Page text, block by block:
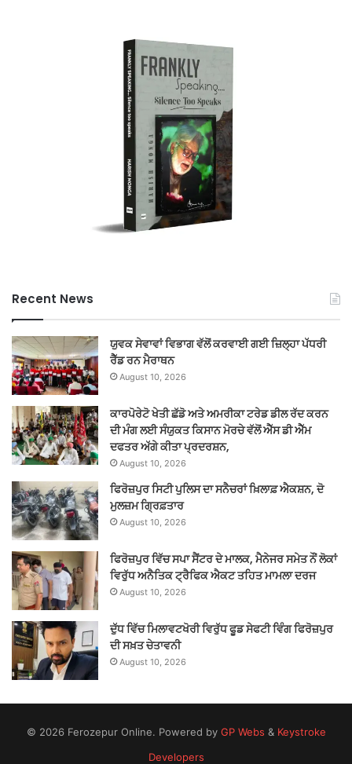
Recent News
ਯੁਵਕ ਸੇਵਾਵਾਂ ਵਿਭਾਗ ਵੱਲੋਂ ਕਰਵਾਈ ਗਈ ਜ਼ਿਲ੍ਹਾ ਪੱਧਰੀ
ਰੈੱਡ ਰਨ ਮੈਰਾਥਨ
August 10, 2026
ਕਾਰਪੋਰੇਟੋ ਖੇਤੀ ਛੱਡੋ ਅਤੇ ਅਮਰੀਕਾ ਟਰੇਡ ਡੀਲ ਰੱਦ ਕਰਨ
ਦੀ ਮੰਗ ਲਈ ਸੰਯੁਕਤ ਕਿਸਾਨ ਮੋਰਚੇ ਵੱਲੋਂ ਐੱਸ ਡੀ ਐੱਮ
ਦਫਤਰ ਅੱਗੇ ਕੀਤਾ ਪ੍ਰਦਰਸ਼ਨ,
August 10, 2026
ਫਿਰੋਜ਼ਪੁਰ ਸਿਟੀ ਪੁਲਿਸ ਦਾ ਸਨੈਚਰਾਂ ਖ਼ਿਲਾਫ਼ ਐਕਸ਼ਨ, ਦੋ
ਮੁਲਜ਼ਮ ਗ੍ਰਿਫ਼ਤਾਰ
August 10, 2026
ਫਿਰੋਜ਼ਪੁਰ ਵਿੱਚ ਸਪਾ ਸੈਂਟਰ ਦੇ ਮਾਲਕ, ਮੈਨੇਜਰ ਸਮੇਤ ਨੌਂ ਲੋਕਾਂ
ਵਿਰੁੱਧ ਅਨੈਤਿਕ ਟ੍ਰੈਫਿਕ ਐਕਟ ਤਹਿਤ ਮਾਮਲਾ ਦਰਜ
August 10, 2026
ਦੁੱਧ ਵਿੱਚ ਮਿਲਾਵਟਖੋਰੀ ਵਿਰੁੱਧ ਫੂਡ ਸੇਫਟੀ ਵਿੰਗ ਫਿਰੋਜ਼ਪੁਰ
ਦੀ ਸਖ਼ਤ ਚੇਤਾਵਨੀ
August 10, 2026
© 2026 Ferozepur Online. Powered by GP Webs & Keystroke
Developers